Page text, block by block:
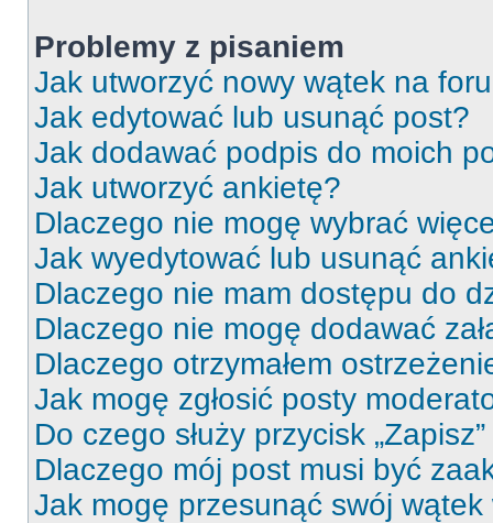
Problemy z pisaniem
Jak utworzyć nowy wątek na
Jak edytować lub usunąć post?
Jak dodawać podpis do moich
Jak utworzyć ankietę?
Dlaczego nie mogę wybrać
Jak wyedytować lub usunąć
Dlaczego nie mam dostępu do
Dlaczego nie mogę dodawać
Dlaczego otrzymałem
Jak mogę zgłosić posty
Do czego służy przycisk
Dlaczego mój post musi być
Jak mogę przesunąć swój wątek